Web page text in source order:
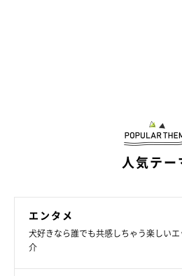
ジェイクくんは
人気テー
エンタメ
犬好きなら誰でも共感しちゃう楽しい
介